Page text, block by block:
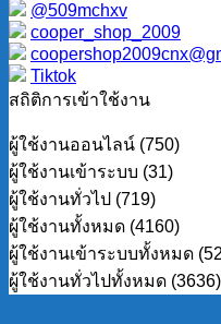
@509mchxv
cooper_shop_2009
Tiktok
สถิติการเข้าใช้งาน
ผู้ใช้งานออนไลน์ (750)
ผู้ใช้งานเข้าระบบ (31)
ผู้ใช้งานทั่วไป (719)
ผู้ใช้งานทั้งหมด (4160)
ผู้ใช้งานเข้าระบบทั้งหมด
ผู้ใช้งานทั่วไปทั้งหมด (3636)